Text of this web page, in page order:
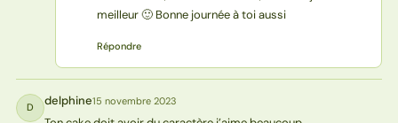
meilleur 🙂 Bonne journée à toi aussi
Répondre
D delphine15 novembre 2023